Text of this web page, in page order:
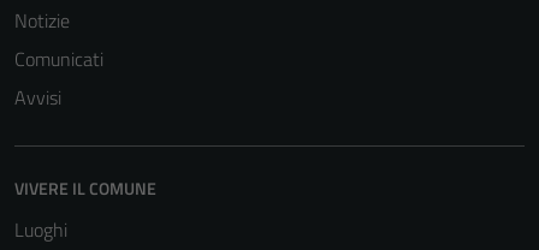
Notizie
Comunicati
Avvisi
VIVERE IL COMUNE
Luoghi